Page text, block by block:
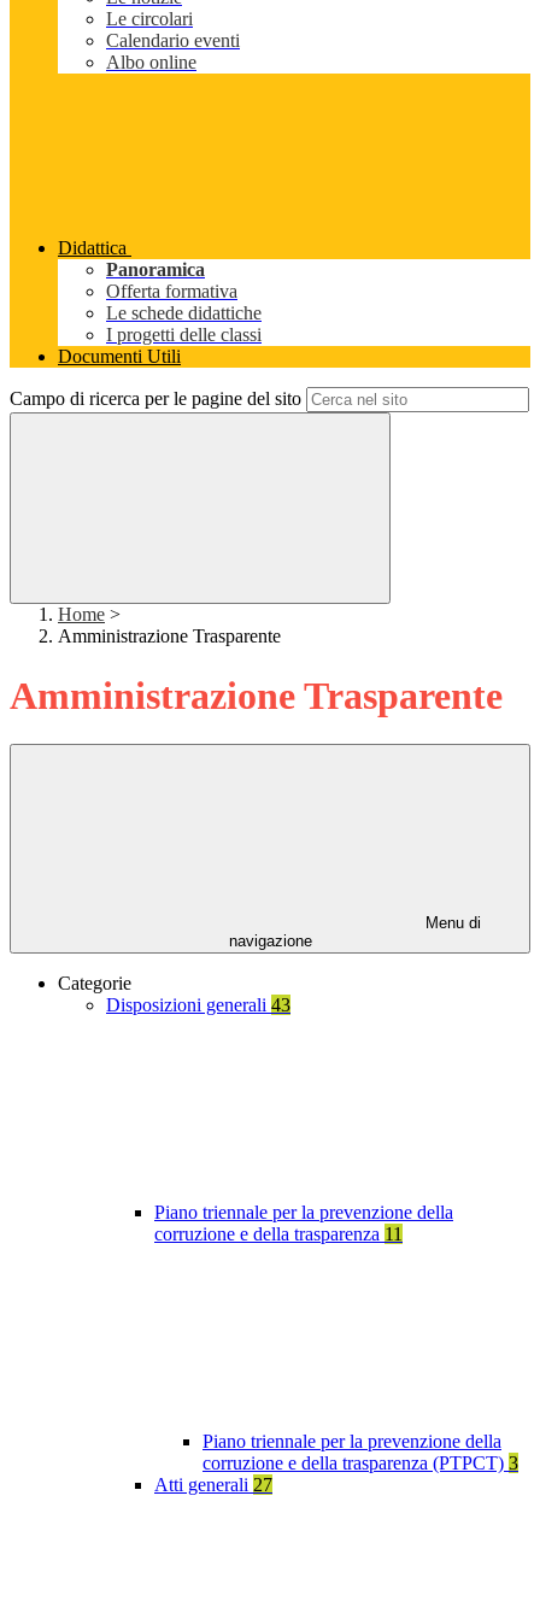
Le circolari
Calendario eventi
Albo online
Didattica
Panoramica
Offerta formativa
Le schede didattiche
I progetti delle classi
Documenti Utili
Campo di ricerca per le pagine del sito
Home >
Amministrazione Trasparente
Amministrazione Trasparente
Menu di
navigazione
Categorie
Disposizioni generali 43
Piano triennale per la prevenzione della
corruzione e della trasparenza 11
Piano triennale per la prevenzione della
corruzione e della trasparenza (PTPCT) 3
Atti generali 27